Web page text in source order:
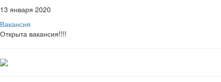
13 января 2020
Вакансия
Открыта вакансия!!!!